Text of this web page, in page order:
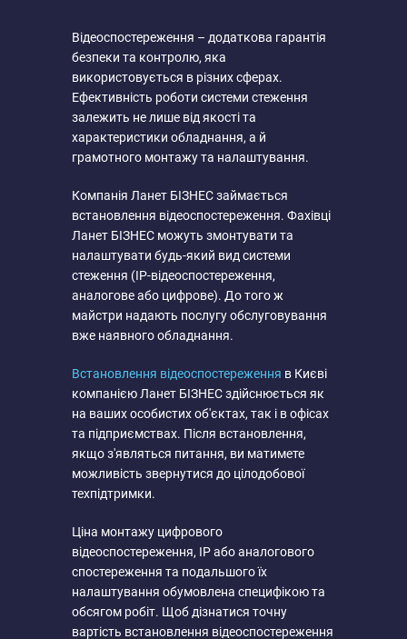
Відеоспостереження – додаткова гарантія
безпеки та контролю, яка
використовується в різних сферах.
Ефективність роботи системи стеження
залежить не лише від якості та
характеристики обладнання, а й
грамотного монтажу та налаштування.
Компанія Ланет БІЗНЕС займається
встановлення відеоспостереження. Фахівці
Ланет БІЗНЕС можуть змонтувати та
налаштувати будь-який вид системи
стеження (IP-відеоспостереження,
аналогове або цифрове). До того ж
майстри надають послугу обслуговування
вже наявного обладнання.
Встановлення відеоспостереження в Києві
компанією Ланет БІЗНЕС здійснюється як
на ваших особистих об'єктах, так і в офісах
та підприємствах. Після встановлення,
якщо з'являться питання, ви матимете
можливість звернутися до цілодобової
техпідтримки.
Ціна монтажу цифрового
відеоспостереження, IP або аналогового
спостереження та подальшого їх
налаштування обумовлена ​​специфікою та
обсягом робіт. Щоб дізнатися точну
вартість встановлення відеоспостереження